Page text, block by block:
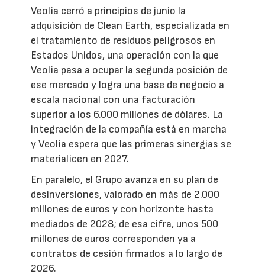
Veolia cerró a principios de junio la
adquisición de Clean Earth, especializada en
el tratamiento de residuos peligrosos en
Estados Unidos, una operación con la que
Veolia pasa a ocupar la segunda posición de
ese mercado y logra una base de negocio a
escala nacional con una facturación
superior a los 6.000 millones de dólares. La
integración de la compañía está en marcha
y Veolia espera que las primeras sinergias se
materialicen en 2027.
En paralelo, el Grupo avanza en su plan de
desinversiones, valorado en más de 2.000
millones de euros y con horizonte hasta
mediados de 2028; de esa cifra, unos 500
millones de euros corresponden ya a
contratos de cesión firmados a lo largo de
2026.